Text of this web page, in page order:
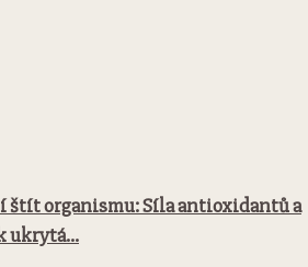
štít organismu: Síla antioxidantů a
ukrytá...